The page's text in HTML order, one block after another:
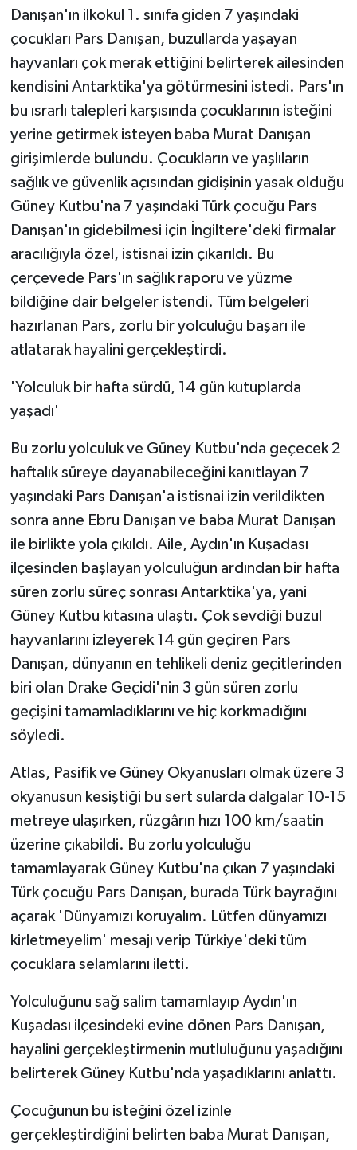
Danışan'ın ilkokul 1. sınıfa giden 7 yaşındaki
çocukları Pars Danışan, buzullarda yaşayan
hayvanları çok merak ettiğini belirterek ailesinden
kendisini Antarktika'ya götürmesini istedi. Pars'ın
bu ısrarlı talepleri karşısında çocuklarının isteğini
yerine getirmek isteyen baba Murat Danışan
girişimlerde bulundu. Çocukların ve yaşlıların
sağlık ve güvenlik açısından gidişinin yasak olduğu
Güney Kutbu'na 7 yaşındaki Türk çocuğu Pars
Danışan'ın gidebilmesi için İngiltere'deki firmalar
aracılığıyla özel, istisnai izin çıkarıldı. Bu
çerçevede Pars'ın sağlık raporu ve yüzme
bildiğine dair belgeler istendi. Tüm belgeleri
hazırlanan Pars, zorlu bir yolculuğu başarı ile
atlatarak hayalini gerçekleştirdi.
'Yolculuk bir hafta sürdü, 14 gün kutuplarda
yaşadı'
Bu zorlu yolculuk ve Güney Kutbu'nda geçecek 2
haftalık süreye dayanabileceğini kanıtlayan 7
yaşındaki Pars Danışan'a istisnai izin verildikten
sonra anne Ebru Danışan ve baba Murat Danışan
ile birlikte yola çıkıldı. Aile, Aydın'ın Kuşadası
ilçesinden başlayan yolculuğun ardından bir hafta
süren zorlu süreç sonrası Antarktika'ya, yani
Güney Kutbu kıtasına ulaştı. Çok sevdiği buzul
hayvanlarını izleyerek 14 gün geçiren Pars
Danışan, dünyanın en tehlikeli deniz geçitlerinden
biri olan Drake Geçidi'nin 3 gün süren zorlu
geçişini tamamladıklarını ve hiç korkmadığını
söyledi.
Atlas, Pasifik ve Güney Okyanusları olmak üzere 3
okyanusun kesiştiği bu sert sularda dalgalar 10-15
metreye ulaşırken, rüzgârın hızı 100 km/saatin
üzerine çıkabildi. Bu zorlu yolculuğu
tamamlayarak Güney Kutbu'na çıkan 7 yaşındaki
Türk çocuğu Pars Danışan, burada Türk bayrağını
açarak 'Dünyamızı koruyalım. Lütfen dünyamızı
kirletmeyelim' mesajı verip Türkiye'deki tüm
çocuklara selamlarını iletti.
Yolculuğunu sağ salim tamamlayıp Aydın'ın
Kuşadası ilçesindeki evine dönen Pars Danışan,
hayalini gerçekleştirmenin mutluluğunu yaşadığını
belirterek Güney Kutbu'nda yaşadıklarını anlattı.
Çocuğunun bu isteğini özel izinle
gerçekleştirdiğini belirten baba Murat Danışan,